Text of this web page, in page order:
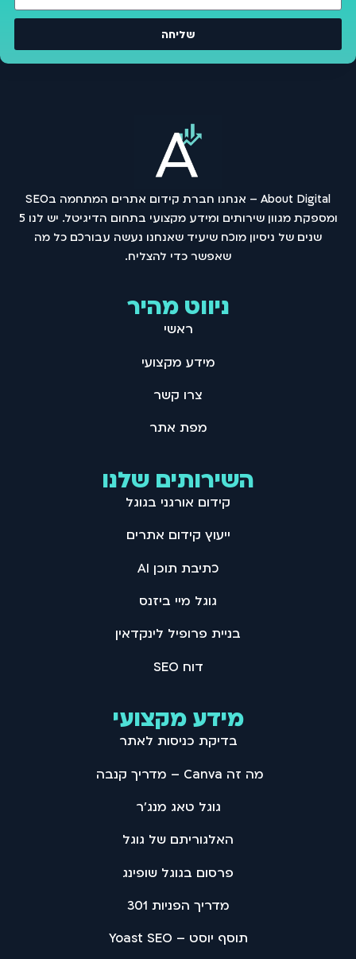
שליחה
About Digital – אנחנו חברת קידום אתרים המתחמה בSEO
ומספקת מגוון שירותים ומידע מקצועי בתחום הדיגיטל. יש לנו 5
שנים של ניסיון מוכח שיעיד שאנחנו נעשה עבורכם כל מה
שאפשר כדי להצליח .
ניווט מהיר
ראשי
מידע מקצועי
צרו קשר
מפת אתר
השירותים שלנו
קידום אורגני בגוגל
ייעוץ קידום אתרים
כתיבת תוכן AI
גוגל מיי ביזנס
בניית פרופיל לינקדאין
דוח SEO
מידע מקצועי
בדיקת כניסות לאתר
מה זה Canva – מדריך קנבה
גוגל טאג מנג'ר
האלגוריתם של גוגל
פרסום בגוגל שופינג
מדריך הפניות 301
תוסף יוסט – Yoast SEO